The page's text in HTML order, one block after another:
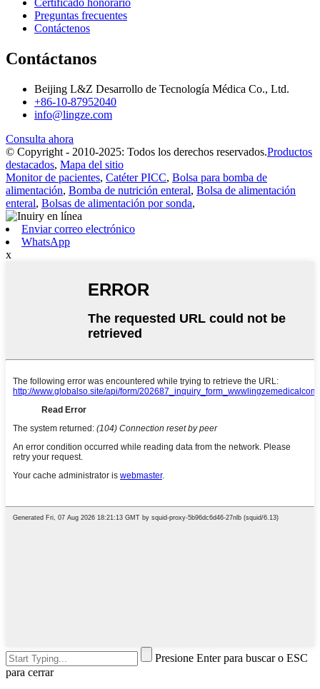
Preguntas frecuentes
Contáctenos
Contáctanos
Beijing L&Z Desarrollo de Tecnología Médica Co., Ltd.
+86-10-87952040
info@lingze.com
Consulta ahora
© Copyright - 2010-2025: Todos los derechos reservados.Productos
destacados, Mapa del sitio
Monitor de pacientes, Catéter PICC, Bolsa para bomba de
alimentación, Bomba de nutrición enteral, Bolsa de alimentación
enteral, Bolsas de alimentación por sonda,
Enviar correo electrónico
WhatsApp
x
Presione Enter para buscar o ESC
para cerrar